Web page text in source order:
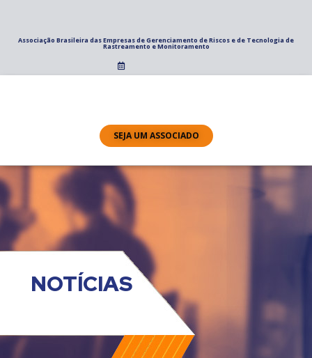
Associação Brasileira das Empresas de Gerenciamento de Riscos e de Tecnologia de
Rastreamento e Monitoramento
SEJA UM ASSOCIADO
NOTÍCIAS